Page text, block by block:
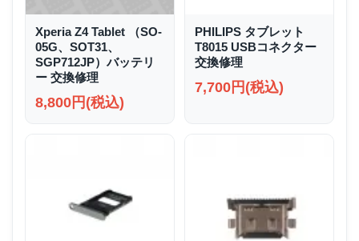
Xperia Z4 Tablet （SO-
05G、SOT31、
SGP712JP）バッテリ
ー 交換修理
8,800円(税込)
PHILIPS タブレット
T8015 USBコネクター
交換修理
7,700円(税込)